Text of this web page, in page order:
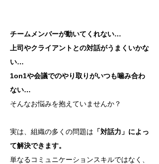
チームメンバーが動いてくれない…
上司やクライアントとの対話がうまくいかな
い…
1on1や会議でのやり取りがいつも噛み合わ
ない…
そんなお悩みを抱えていませんか？
実は、組織の多くの問題は 「対話力」によっ
て解決できます。
単なるコミュニケーションスキルではなく、